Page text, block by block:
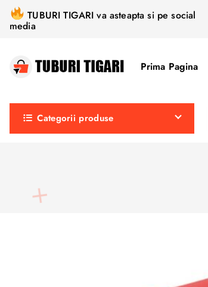
TUBURI TIGARI va asteapta si pe social
media
Prima Pagina
Categorii produse